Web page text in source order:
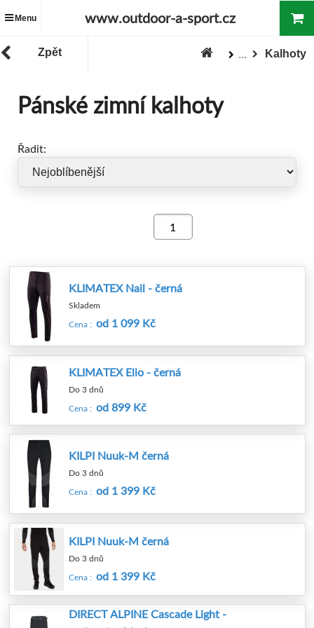
Menu www.outdoor-a-sport.cz
Zpět ... Kalhoty
Pánské zimní kalhoty
Řadit:
KLIMATEX Nail - černá
Skladem
Cena : od 1 099 Kč
KLIMATEX Elio - černá
Do 3 dnů
Cena : od 899 Kč
KILPI Nuuk-M černá
Do 3 dnů
Cena : od 1 399 Kč
KILPI Nuuk-M černá
Do 3 dnů
Cena : od 1 399 Kč
DIRECT ALPINE Cascade Light -